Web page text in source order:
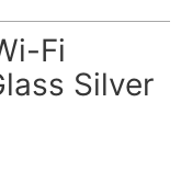
Fi
Silver